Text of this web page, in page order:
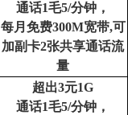
通话1毛5/分钟，
每月免费300M宽带,可
加副卡2张共享通话流
量
超出3元1G
通话1毛5/分钟，